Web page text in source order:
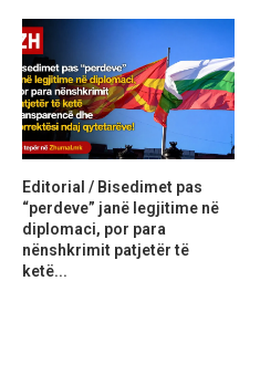
Editorial / Bisedimet pas
“perdeve” janë legjitime në
diplomaci, por para
nënshkrimit patjetër të
ketë...